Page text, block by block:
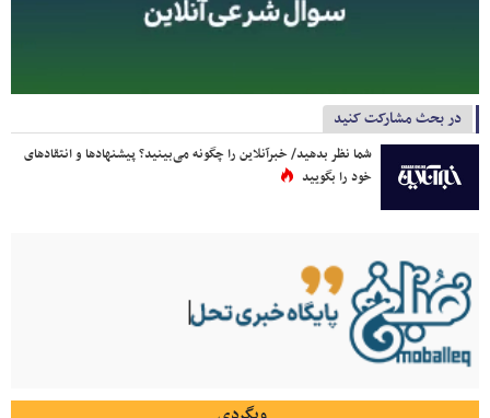
در بحث مشارکت کنید
شما نظر بدهید/ خبرآنلاین را چگونه می‌بینید؟ پیشنهادها و انتقادهای
خود را بگویید